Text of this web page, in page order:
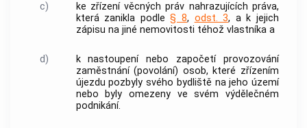
c)
ke zřízení věcných práv nahrazujících práva,
která zanikla podle§ 8, odst. 3, a k jejich
zápisu na jiné nemovitosti téhož vlastníka a
d)
k nastoupení nebo započetí provozování
zaměstnání (povolání) osob, které zřízením
újezdu pozbyly svého bydliště na jeho území
nebo byly omezeny ve svém výdělečném
podnikání.